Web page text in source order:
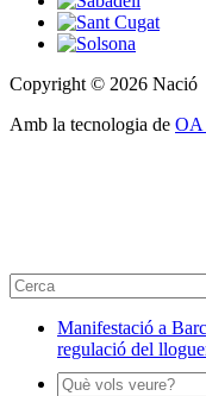
Copyright © 2026 Nació
Amb la tecnologia de OA
Manifestació a
regulació del